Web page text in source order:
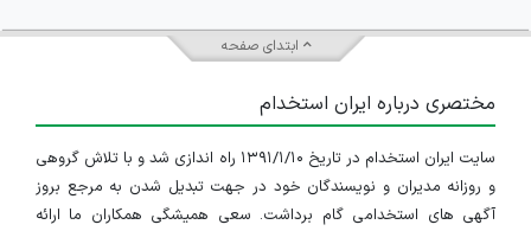
ابتدای صفحه
مختصری درباره ایران استخدام
سایت ایران استخدام در تاریخ ۱۳۹۱/۱/۱۰ راه اندازی شد و با تلاش گروهی
و روزانه مدیران و نویسندگان خود در جهت تبدیل شدن به مرجع بروز
آگهی های استخدامی گام برداشت. سعی همیشگی همکاران ما ارائه